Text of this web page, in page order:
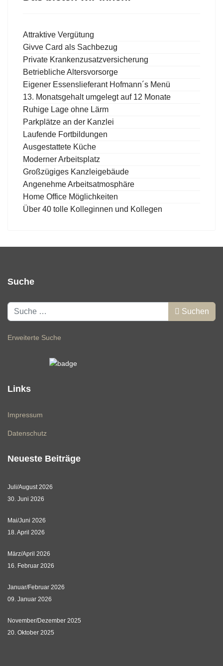
Attraktive Vergütung
Givve Card als Sachbezug
Private Krankenzusatzversicherung
Betriebliche Altersvorsorge
Eigener Essenslieferant Hofmann´s Menü
13. Monatsgehalt umgelegt auf 12 Monate
Ruhige Lage ohne Lärm
Parkplätze an der Kanzlei
Laufende Fortbildungen
Ausgestattete Küche
Moderner Arbeitsplatz
Großzügiges Kanzleigebäude
Angenehme Arbeitsatmosphäre
Home Office Möglichkeiten
Über 40 tolle Kolleginnen und Kollegen
Suche
Suchen Suchen
Erweiterte Suche
Links
Impressum
Datenschutz
Neueste Beiträge
Juli/August 2026
30. Juni 2026
Mai/Juni 2026
18. April 2026
März/April 2026
16. Februar 2026
Januar/Februar 2026
09. Januar 2026
November/Dezember 2025
20. Oktober 2025